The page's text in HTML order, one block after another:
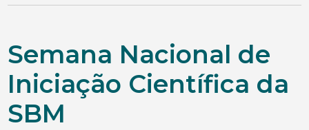
Semana Nacional de
Iniciação Científica da
SBM